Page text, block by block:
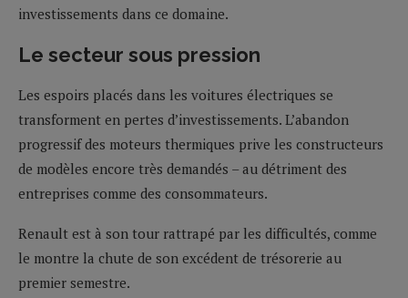
investissements dans ce domaine.
Le secteur sous pression
Les espoirs placés dans les voitures électriques se
transforment en pertes d’investissements. L’abandon
progressif des moteurs thermiques prive les constructeurs
de modèles encore très demandés – au détriment des
entreprises comme des consommateurs.
Renault est à son tour rattrapé par les difficultés, comme
le montre la chute de son excédent de trésorerie au
premier semestre.